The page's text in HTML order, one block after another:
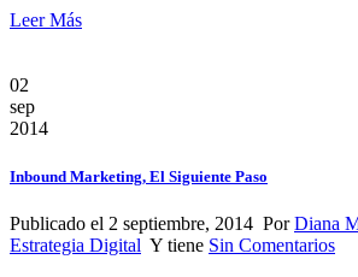
Leer Más
02
sep
2014
Inbound Marketing, El Siguiente Paso
Publicado el 2 septiembre, 2014 PorDiana
Estrategia Digital Y tiene Sin Comentarios